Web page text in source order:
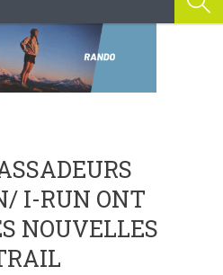
I-RUN ONT
NOUVELLES